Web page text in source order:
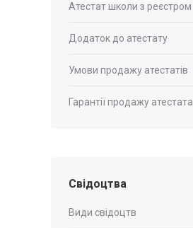
Атестат школи з реєстром
Додаток до атестату
Умови продажу атестатів
Гарантії продажу атестата
Свідоцтва
Види свідоцтв